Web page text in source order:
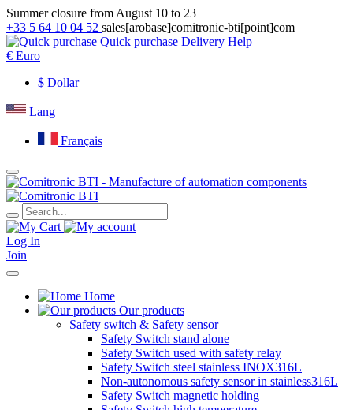
Summer closure from August 10 to 23
+33 5 64 10 04 52 sales[arobase]comitronic-bti[point]com
Quick purchase Delivery Help
€ Euro
$ Dollar
Lang
Français
Log In
Join
Home
Our products
Safety switch & Safety sensor
Safety Switch stand alone
Safety Switch used with safety relay
Safety Switch steel stainless INOX316L
Non-autonomous safety sensor in stainless316L
Safety Switch magnetic holding